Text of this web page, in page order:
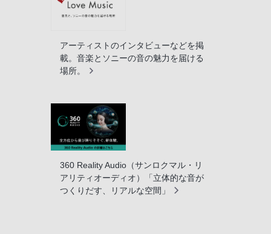
アーティストのインタビューなどを掲
載。音楽とソニーの音の魅力を届ける
場所。
360 Reality Audio（サンロクマル・リ
アリティオーディオ）「立体的な音が
つくりだす、リアルな空間」